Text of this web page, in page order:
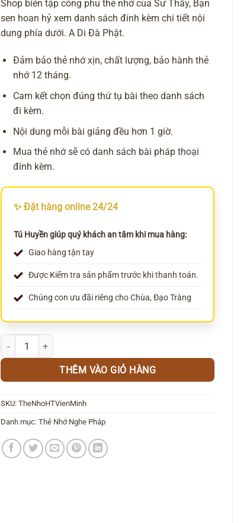
Shop biên tập công phu thẻ nhớ của Sư Thầy, Bạn
sen hoan hỷ xem danh sách đính kèm chi tiết nội
dung phía dưới. A Di Đà Phật.
Đảm bảo thẻ nhớ xịn, chất lượng, bảo hành thẻ
nhớ 12 tháng.
Cam kết chọn đúng thứ tụ bài theo danh sách
đi kèm.
Nội dung mỗi bài giảng đều hơn 1 giờ.
Mua thẻ nhớ sẽ có danh sách bài pháp thoại
đính kèm.
✨ Đặt hàng online 24/24
Tú Huyền giúp quý khách an tâm khi mua hàng:
Giao hàng tận tay
Được Kiểm tra sản phẩm trước khi thanh toán.
Chúng con ưu đãi riêng cho Chùa, Đạo Tràng
Thẻ nhớ thuyết pháp Hòa Thượng Viên Minh Giảng số lượng
THÊM VÀO GIỎ HÀNG
SKU:TheNhoHTVienMinh
Danh mục:Thẻ Nhớ Nghe Pháp